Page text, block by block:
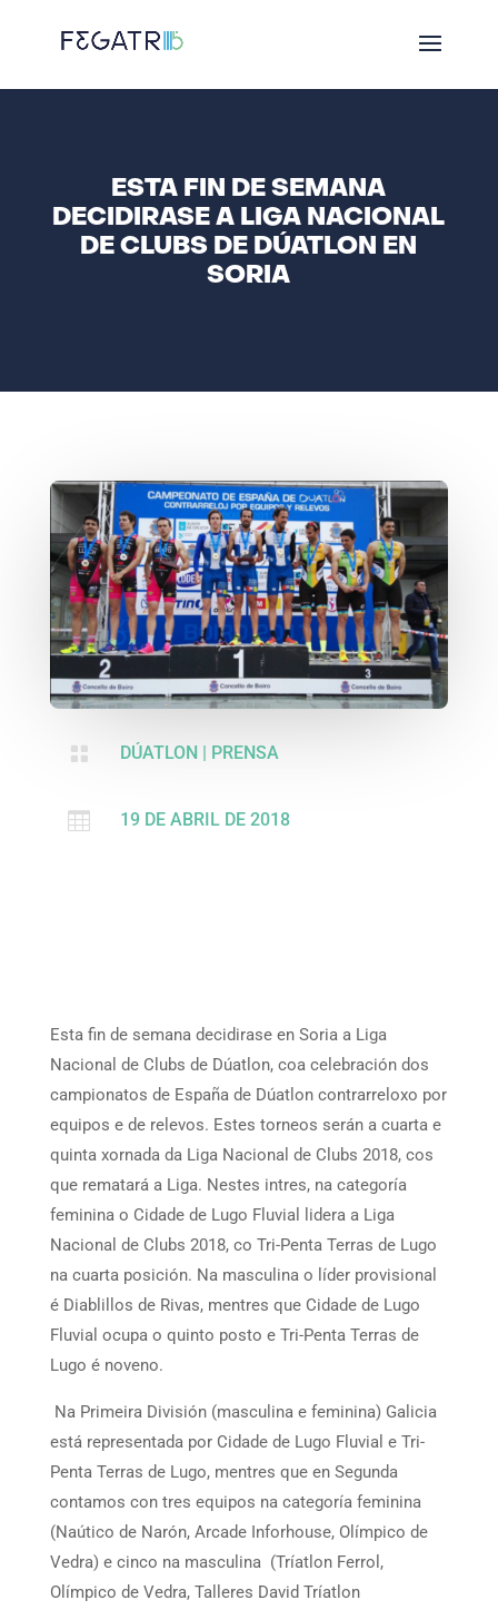
ESTA FIN DE SEMANA
DECIDIRASE A LIGA NACIONAL
DE CLUBS DE DÚATLON EN
SORIA
 DÚATLON| PRENSA
 19 DE ABRIL DE 2018
Esta fin de semana decidirase en Soria a Liga
Nacional de Clubs de Dúatlon, coa celebración dos
campionatos de España de Dúatlon contrarreloxo por
equipos e de relevos. Estes torneos serán a cuarta e
quinta xornada da Liga Nacional de Clubs 2018, cos
que rematará a Liga. Nestes intres, na categoría
feminina o Cidade de Lugo Fluvial lidera a Liga
Nacional de Clubs 2018, co Tri-Penta Terras de Lugo
na cuarta posición. Na masculina o líder provisional
é Diablillos de Rivas, mentres que Cidade de Lugo
Fluvial ocupa o quinto posto e Tri-Penta Terras de
Lugo é noveno.
Na Primeira División (masculina e feminina) Galicia
está representada por Cidade de Lugo Fluvial e Tri-
Penta Terras de Lugo, mentres que en Segunda
contamos con tres equipos na categoría feminina
(Naútico de Narón, Arcade Inforhouse, Olímpico de
Vedra) e cinco na masculina (Tríatlon Ferrol,
Olímpico de Vedra, Talleres David Tríatlon